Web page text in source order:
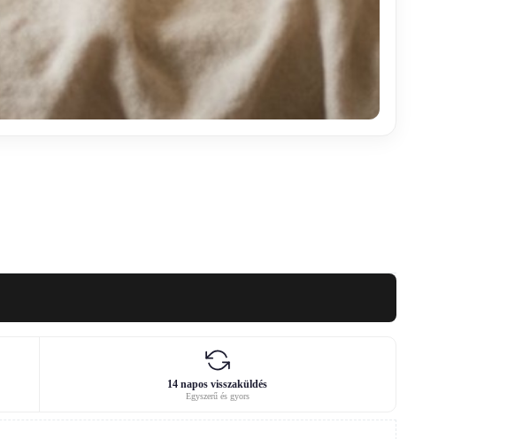
14 napos visszaküldés
Egyszerű és gyors